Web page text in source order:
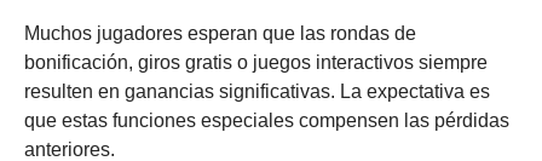
Muchos jugadores esperan que las rondas de
bonificación, giros gratis o juegos interactivos siempre
resulten en ganancias significativas. La expectativa es
que estas funciones especiales compensen las pérdidas
anteriores.